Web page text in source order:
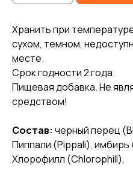
Хранить при
сухом, темном,
месте.
Срок годности 2 года.
Пищевая добавка. Не
средством!
Состав: черный перец
Пиппали (Pippali), имбирь
Хлорофилл (Chlorophill).